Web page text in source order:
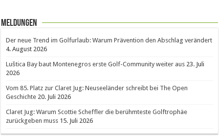
Meldungen
Der neue Trend im Golfurlaub: Warum Prävention den Abschlag verändert
4. August 2026
Luštica Bay baut Montenegros erste Golf-Community weiter aus 23. Juli
2026
Vom 85. Platz zur Claret Jug: Neuseeländer schreibt bei The Open
Geschichte 20. Juli 2026
Claret Jug: Warum Scottie Scheffler die berühmteste Golftrophäe
zurückgeben muss 15. Juli 2026